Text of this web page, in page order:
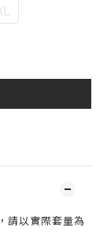
請以實際套量為